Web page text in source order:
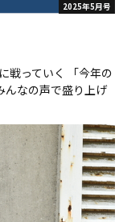
2025年5月号
戦っていく 「今年の
んなの声で盛り上げ
手でも食らいつい
奪うことでピッチャ